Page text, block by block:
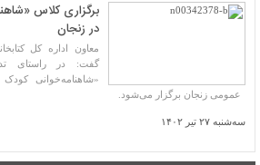
برگزاری کلاس
در زنجان
معاون اداره کل
گفت: در راستای
عمومی زنجان برگزار می‌شود.
سه‌شنبه ۲۷ تیر ۱۴۰۲